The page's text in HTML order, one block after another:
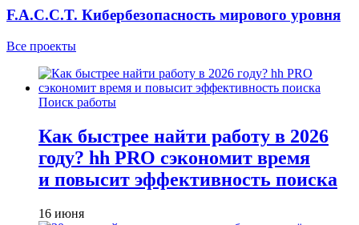
F.A.C.C.T. Кибербезопасность мирового уровня
Все проекты
Поиск работы
Как быстрее найти работу в 2026
году? hh PRO сэкономит время
и повысит эффективность поиска
16 июня